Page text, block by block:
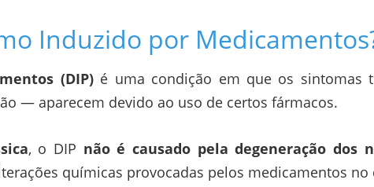
Induzido por
(DIP)é uma condição em que os sintomas
— aparecem devido ao uso de certos fármacos.
, o DIP não é causado pela degeneração dos
químicas provocadas pelos medicamentos no